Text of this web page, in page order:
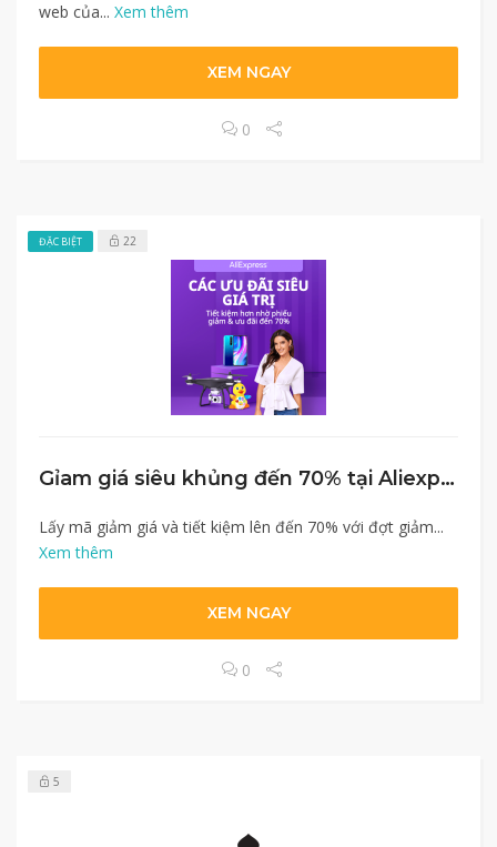
web của... Xem thêm
XEM NGAY
0
ĐẶC BIỆT 22
Gỉam giá siêu khủng đến 70% tại Aliexpress
Lấy mã giảm giá và tiết kiệm lên đến 70% với đợt giảm...
Xem thêm
XEM NGAY
0
5